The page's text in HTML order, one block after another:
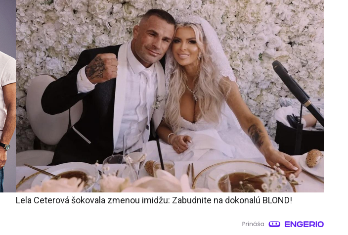
Lela Ceterová šokovala zmenou imidžu: Zabudnite na dokonalú BLOND!